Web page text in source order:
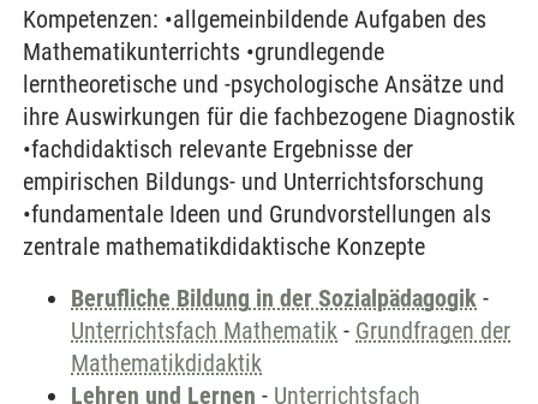
Kompetenzen: •allgemeinbildende Aufgaben des
Mathematikunterrichts •grundlegende
lerntheoretische und -psychologische Ansätze und
ihre Auswirkungen für die fachbezogene Diagnostik
•fachdidaktisch relevante Ergebnisse der
empirischen Bildungs- und Unterrichtsforschung
•fundamentale Ideen und Grundvorstellungen als
zentrale mathematikdidaktische Konzepte
Berufliche Bildung in der Sozialpädagogik -
Unterrichtsfach Mathematik - Grundfragen der
Mathematikdidaktik
Lehren und Lernen - Unterrichtsfach